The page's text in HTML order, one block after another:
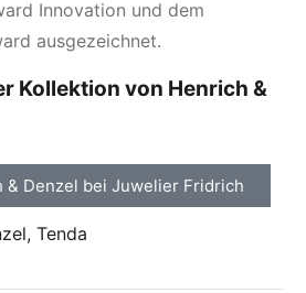
Innovation und dem
ausgezeichnet.
Kollektion von Henrich &
& Denzel bei Juwelier Fridrich
, Tenda